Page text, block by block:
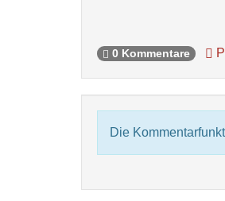
0 Kommentare
Die